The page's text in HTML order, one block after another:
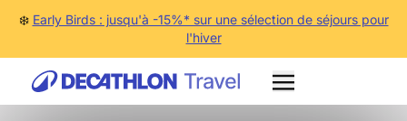
❄️ Early Birds : jusqu'à -15%* sur une sélection de séjours pour
l'hiver